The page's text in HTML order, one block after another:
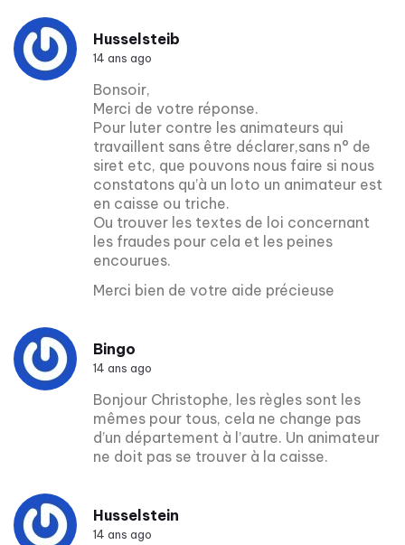
Husselsteib
14 ans ago
Bonsoir,
Merci de votre réponse.
Pour luter contre les animateurs qui
travaillent sans être déclarer,sans n° de
siret etc, que pouvons nous faire si nous
constatons qu’à un loto un animateur est
en caisse ou triche.
Ou trouver les textes de loi concernant
les fraudes pour cela et les peines
encourues.
Merci bien de votre aide précieuse
Bingo
14 ans ago
Bonjour Christophe, les règles sont les
mêmes pour tous, cela ne change pas
d’un département à l’autre. Un animateur
ne doit pas se trouver à la caisse.
Husselstein
14 ans ago